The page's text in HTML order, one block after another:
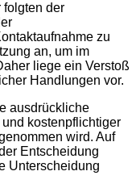
folgten der
zu
an, um im
liege ein Verstoß
Handlungen vor.
ausdrückliche
kostenpflichtiger
wird. Auf
Entscheidung
Unterscheidung